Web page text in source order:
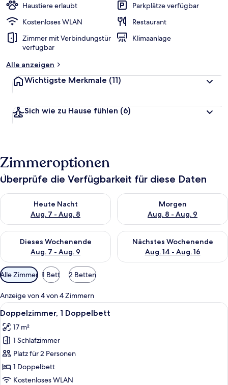
Haustiere erlaubt
Parkplätze verfügbar
Kostenloses WLAN
Restaurant
Zimmer mit Verbindungstür
verfügbar
Klimaanlage
Alle anzeigen
Wichtigste Merkmale (11)
Sich wie zu Hause fühlen (6)
Zimmeroptionen
Überprüfe die Verfügbarkeit für diese Daten
Heute Nacht
Aug. 7 - Aug. 8
Überprüfe die Verfügbarkeit für heute Nacht, Aug. 7 - Aug. 8.
Morgen
Aug. 8 - Aug. 9
Überprüfe die Verfügbarkeit
Dieses Wochenende
Aug. 7 - Aug. 9
Überprüfe die Verfügbarkeit für dieses Wochenende, Aug. 7
Nächstes Wochenende
Aug. 14 - Aug. 16
Überprüfe die Verfügbarkeit
Verfügbare
Filter
für
Zimmer
Alle Zimmer 1 Bett 2 Betten
Anzeige von 4 von 4 Zimmern
Alle
Fotos
für
Doppelzimmer,
1
Doppelbett
anzeigen
Ein Hotelzimmer mit einem großen
10
Doppelzimmer, 1 Doppelbett
17 m²
1 Schlafzimmer
Platz für 2 Personen
1 Doppelbett
Kostenloses WLAN